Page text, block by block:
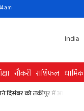
am
India
नौकरी राशिफल धार्मिक
दिसंबर को तकीपुर में आयोजित